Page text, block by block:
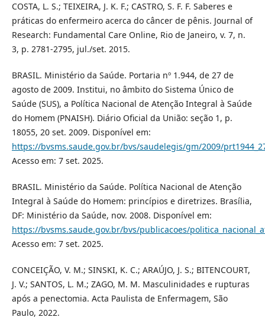
COSTA, L. S.; TEIXEIRA, J. K. F.; CASTRO, S. F. F. Saberes e
práticas do enfermeiro acerca do câncer de pênis. Journal of
Research: Fundamental Care Online, Rio de Janeiro, v. 7, n.
3, p. 2781-2795, jul./set. 2015.
BRASIL. Ministério da Saúde. Portaria nº 1.944, de 27 de
agosto de 2009. Institui, no âmbito do Sistema Único de
Saúde (SUS), a Política Nacional de Atenção Integral à Saúde
do Homem (PNAISH). Diário Oficial da União: seção 1, p.
18055, 20 set. 2009. Disponível em:
https://bvsms.saude.gov.br/bvs/saudelegis/gm/2009/
Acesso em: 7 set. 2025.
BRASIL. Ministério da Saúde. Política Nacional de Atenção
Integral à Saúde do Homem: princípios e diretrizes. Brasília,
DF: Ministério da Saúde, nov. 2008. Disponível em:
https://bvsms.saude.gov.br/bvs/publicacoes/
Acesso em: 7 set. 2025.
CONCEIÇÃO, V. M.; SINSKI, K. C.; ARAÚJO, J. S.; BITENCOURT,
J. V.; SANTOS, L. M.; ZAGO, M. M. Masculinidades e rupturas
após a penectomia. Acta Paulista de Enfermagem, São
Paulo, 2022.